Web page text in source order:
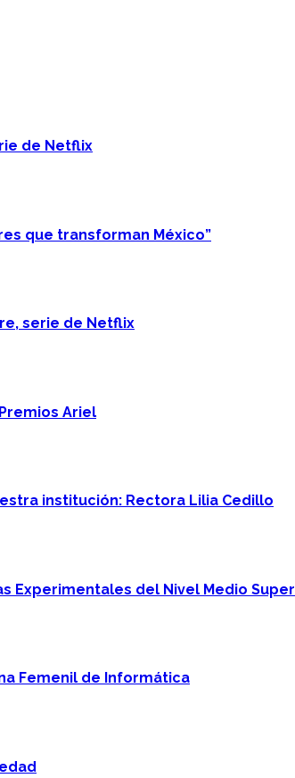
de Netflix
que transforman México”
serie de Netflix
Ariel
institución: Rectora Lilia Cedillo
Experimentales del Nivel Medio
Femenil de Informática